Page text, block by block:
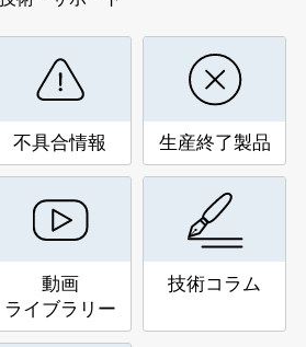
不具合情報 生産終了製品
動画
ライブラリー
技術コラム